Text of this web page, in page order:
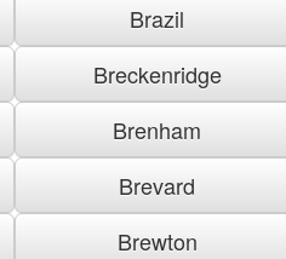
Brazil
Breckenridge
Brenham
Brevard
Brewton